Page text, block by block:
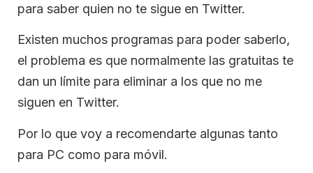
para saber quien no te sigue en Twitter.
Existen muchos programas para poder saberlo,
el problema es que normalmente las gratuitas te
dan un límite para eliminar a los que no me
siguen en Twitter.
Por lo que voy a recomendarte algunas tanto
para PC como para móvil.